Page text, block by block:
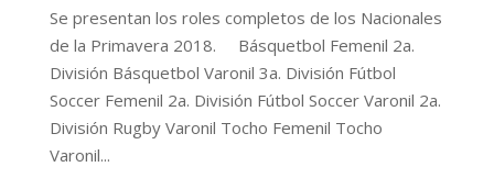
Se presentan los roles completos de los Nacionales
de la Primavera 2018. Básquetbol Femenil 2a.
División Básquetbol Varonil 3a. División Fútbol
Soccer Femenil 2a. División Fútbol Soccer Varonil 2a.
División Rugby Varonil Tocho Femenil Tocho
Varonil...